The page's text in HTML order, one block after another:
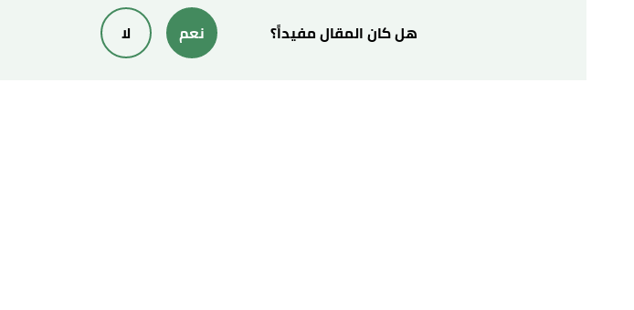
" قصة إسلام سلمان الفارسي رضي الله عنه"،الإسلام سؤال وجواب هل كان المقال مفيداً؟ نعم لا